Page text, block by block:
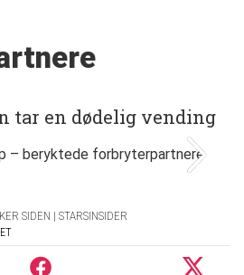
tar en dødelig vending
SIDEN | STARSINSIDER